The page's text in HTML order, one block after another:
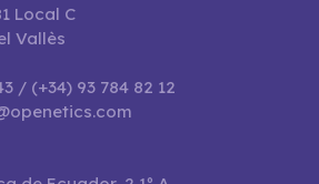
Local C
Vallès
/ (+34) 93 784 82 12